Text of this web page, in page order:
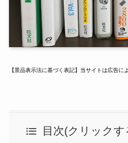
【景品表示法に基づく表記】当サイトは広告に
目次(クリック